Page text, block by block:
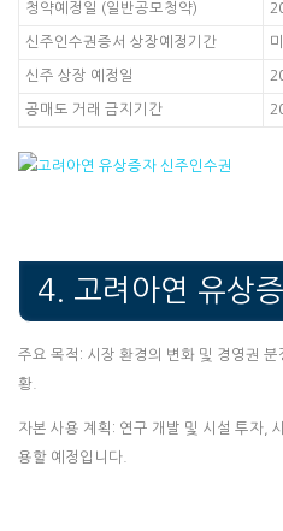
청약예정일 (일반공모청약)
신주인수권증서 상장예정기간
신주 상장 예정일
공매도 거래 금지기간
4. 고려아연 유상
주요 목적: 시장 환경의 변화 및 경영권
황.
자본 사용 계획: 연구 개발 및 시설 투자,
용할 예정입니다.